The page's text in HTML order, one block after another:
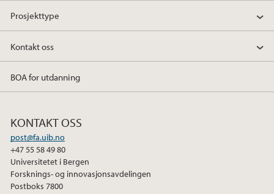
Prosjekttype
Kontakt oss
BOA for utdanning
KONTAKT OSS
post@fa.uib.no
+47 55 58 49 80
Universitetet i Bergen
Forsknings- og innovasjonsavdelingen
Postboks 7800